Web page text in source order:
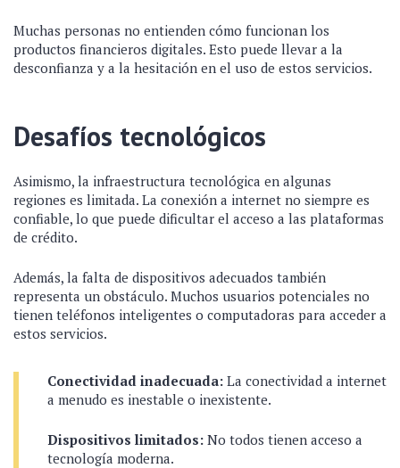
Muchas personas no entienden cómo funcionan los
productos financieros digitales. Esto puede llevar a la
desconfianza y a la hesitación en el uso de estos servicios.
Desafíos tecnológicos
Asimismo, la infraestructura tecnológica en algunas
regiones es limitada. La conexión a internet no siempre es
confiable, lo que puede dificultar el acceso a las plataformas
de crédito.
Además, la falta de dispositivos adecuados también
representa un obstáculo. Muchos usuarios potenciales no
tienen teléfonos inteligentes o computadoras para acceder a
estos servicios.
Conectividad inadecuada: La conectividad a internet
a menudo es inestable o inexistente.
Dispositivos limitados: No todos tienen acceso a
tecnología moderna.